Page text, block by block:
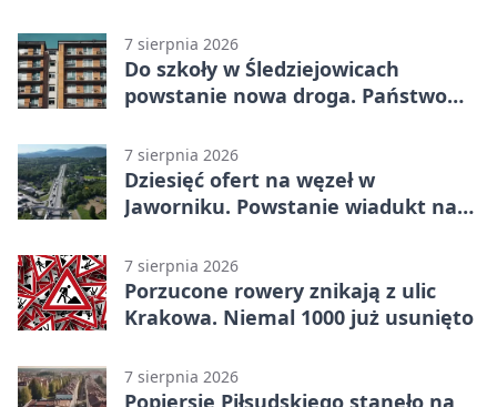
7 sierpnia 2026
Do szkoły w Śledziejowicach
powstanie nowa droga. Państwo
7 sierpnia 2026
Dziesięć ofert na węzeł w
Jaworniku. Powstanie wiadukt nad
7 sierpnia 2026
Porzucone rowery znikają z ulic
Krakowa. Niemal 1000 już usunięto
7 sierpnia 2026